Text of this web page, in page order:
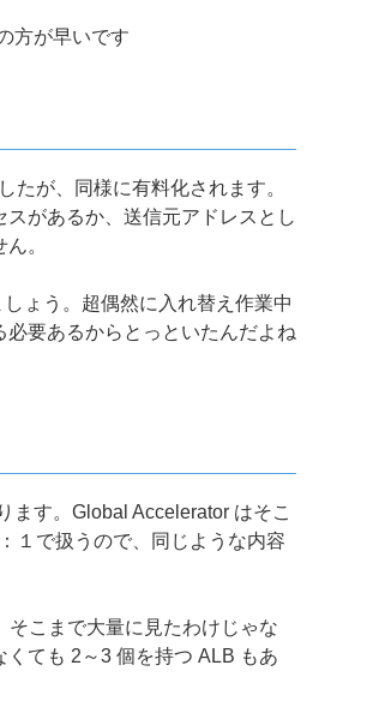
方が早いです
たが、同様に有料化されます。
があるか、送信元アドレスとし
。
ょう。超偶然に入れ替え作業中
要あるからとっといたんだよね
ます。Global Accelerator はそこ
１で扱うので、同じような内容
こまで大量に見たわけじゃな
ても 2～3 個を持つ ALB もあ